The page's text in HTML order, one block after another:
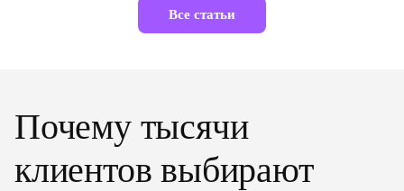
Все статьи
Почему тысячи
клиентов выбирают